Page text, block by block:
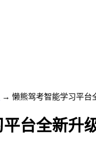
→ 懒熊驾考智能学习平台
台全新升